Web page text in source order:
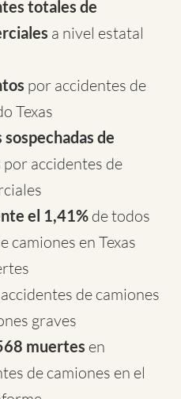
totales de
a nivel estatal
por accidentes de
Texas
de
por accidentes de
el 1,41% de todos
camiones en Texas
de camiones
graves
muertes en
de camiones en el